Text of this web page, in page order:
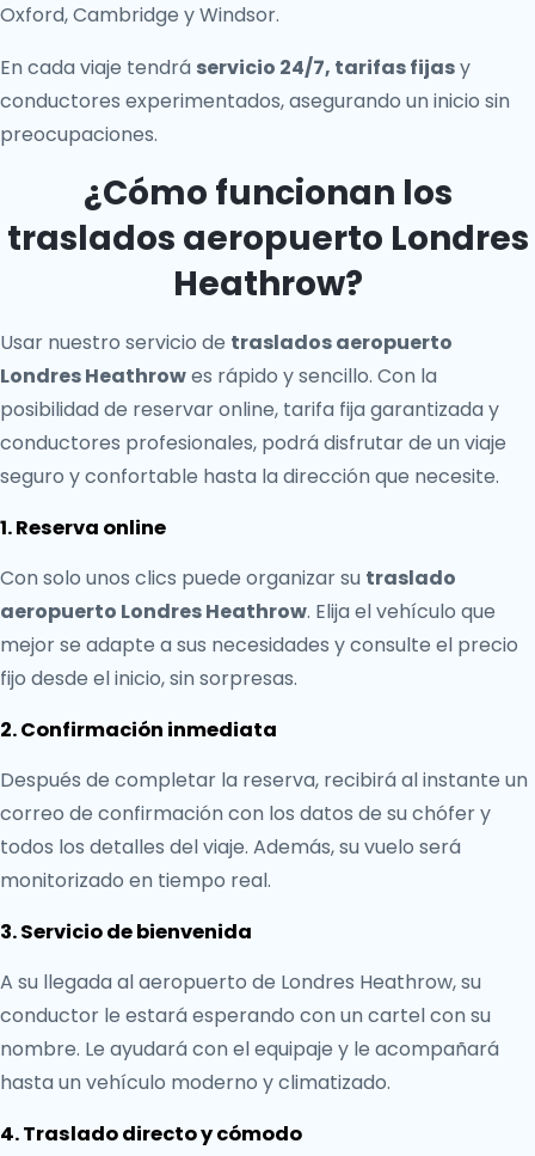
Oxford, Cambridge y Windsor.
En cada viaje tendrá servicio 24/7, tarifas fijasy
conductores experimentados, asegurando un inicio sin
preocupaciones.
¿Cómo funcionan los
traslados aeropuerto Londres
Heathrow?
Usar nuestro servicio de traslados aeropuerto
Londres Heathrowes rápido y sencillo. Con la
posibilidad de reservar online, tarifa fija garantizada y
conductores profesionales, podrá disfrutar de un viaje
seguro y confortable hasta la dirección que necesite.
1. Reserva online
Con solo unos clics puede organizar su traslado
aeropuerto Londres Heathrow. Elija el vehículo que
mejor se adapte a sus necesidades y consulte el precio
fijo desde el inicio, sin sorpresas.
2. Confirmación inmediata
Después de completar la reserva, recibirá al instante un
correo de confirmación con los datos de su chófer y
todos los detalles del viaje. Además, su vuelo será
monitorizado en tiempo real.
3. Servicio de bienvenida
A su llegada al aeropuerto de Londres Heathrow, su
conductor le estará esperando con un cartel con su
nombre. Le ayudará con el equipaje y le acompañará
hasta un vehículo moderno y climatizado.
4. Traslado directo y cómodo